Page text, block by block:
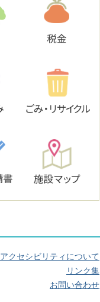
アクセシビリティについて
リンク集
お問い合わせ